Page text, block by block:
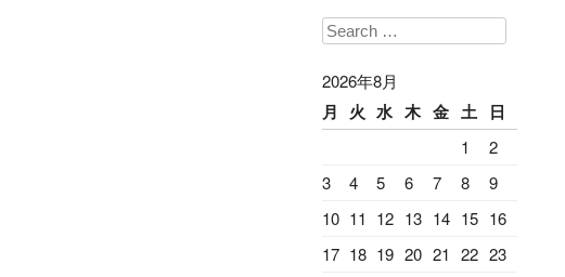
Search
2026年8月
月 火 水 木 金 土 日
1
2
3
4 5 6 7 8
9
10 11 12 13 14 15 16
17 18 19 20 21 22 23